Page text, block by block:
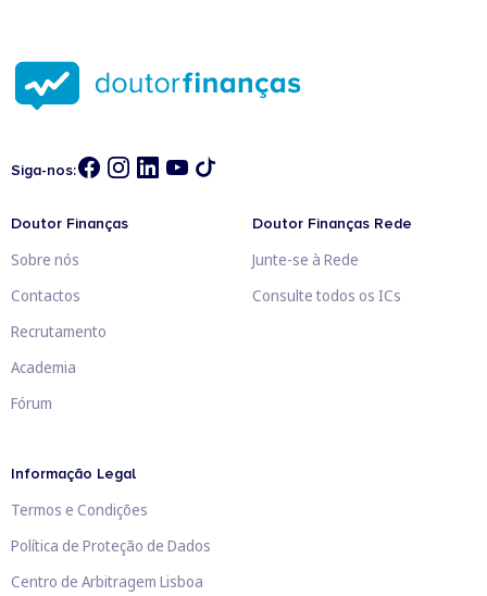
Siga-nos:
Doutor Finanças
Sobre nós
Contactos
Recrutamento
Academia
Fórum
Doutor Finanças Rede
Junte-se à Rede
Consulte todos os ICs
Informação Legal
Termos e Condições
Política de Proteção de Dados
Centro de Arbitragem Lisboa